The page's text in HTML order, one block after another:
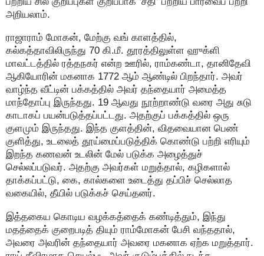
அறியலாம்.
ராஜாராம் மோகன், மேற்கு வங் காளத்தில்,
கல்கத்தாவிலிருந்து 70 கி.மீ. தூரத்திலுள்ள ஹுக்ளி
மாவட்டத்தில் ரத்தநகர் என்ற ஊரில், ராம்கண்டா, தானிதேவி
ஆகியோரின் மகனாக 1772 ஆம் ஆண்டில் பிறந்தார். அவர்
வாழ்ந்த வீட்டின் பக்கத்தில் அவர் தந்தையார் அமைத்த
மாந்தோப்பு இருந்தது. 19 ஆவது நூற்றாண்டு வரை அது சுடு
காடாகப் பயன்படுத்தப்பட்டது. அதற்குப் பக்கத்தில் ஒரு
குளமும் இருந்தது. இந்த குளத்தின், விதவையான பெண்
குளித்து, உடலைத் தூய்மைப்படுத்திக் கொண்டு பற்றி எரியும்
இறந்த கணவன் உடலின் மேல் படுக்க அழைத்துச்
செல்லப்படுவர். அதற்கு அவர்கள் மறுத்தால், கழிகளால்
தாக்கப்பட்டு, கை, கால்களை உடைத்து தப்பிச் செல்லாத
வகையில், தீயில் படுக்கச் செய்தனர்.
இத்தகைய கொடிய வழக்கத்தைக் கண்டித்தும், இந்து
மதத்தைக் குறைபடித் தியும் ராம்மோகன் பேசி வந்ததால்,
அவரை அவரின் தந்தையார் அவரை மகனாக ஏற்க மறுத்தார்.